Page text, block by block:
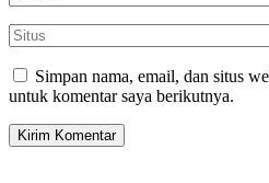
Simpan nama, email, dan situs
untuk komentar saya berikutnya.